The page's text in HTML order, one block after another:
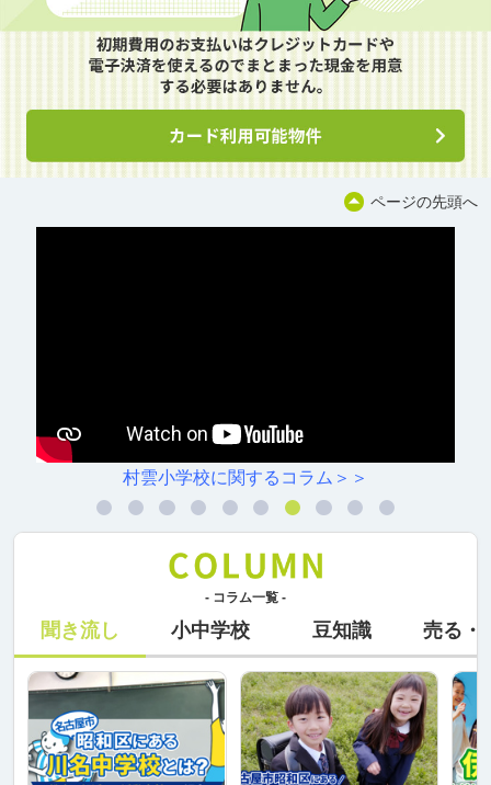
ページの先頭へ
村雲小学校に関するコラム＞＞
- コラム一覧 -
聞き流し 小中学校 豆知識 売る・